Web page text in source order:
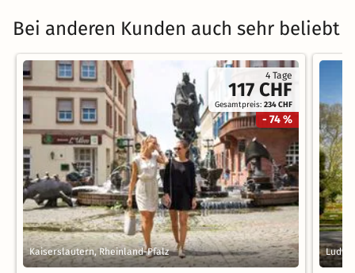
Bei anderen Kunden auch sehr beliebt
4 Tage
117 CHF
Gesamtpreis:234 CHF
- 74 %
Kaiserslautern, Rheinland-Pfalz